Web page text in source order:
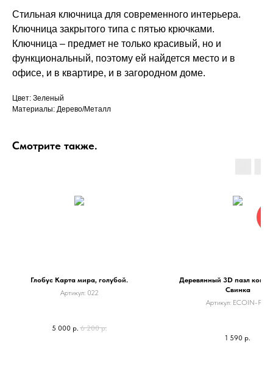
Стильная ключница для современного интерьера.
Ключница закрытого типа с пятью крючками.
Ключница – предмет не только красивый, но и
функциональный, поэтому ей найдется место и в
офисе, и в квартире, и в загородном доме.
Цвет: Зеленый
Материалы: Дерево/Металл
Смотрите также.
Глобус Карта мира, голубой.
Артикул: 022
5 000 р. 6 200 р.
Деревянный 3D пазл
Свинка
Артикул: ECOIN-PIG
1 590 р.